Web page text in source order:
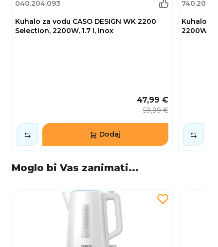
040.204.093
Kuhalo za vodu CASO DESIGN WK 2200
Selection, 2200W, 1.7 l, inox
47,99 €
59,99 €
Dodaj
Kuhalo
2200W,
Moglo bi Vas zanimati...